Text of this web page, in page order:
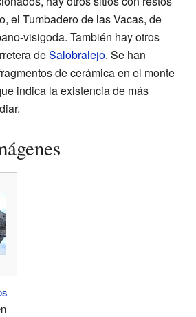
el Tumbadero de las Vacas, de
visigoda. También hay otros
deSalobralejo. Se han
de cerámica en el monte
indica la existencia de más